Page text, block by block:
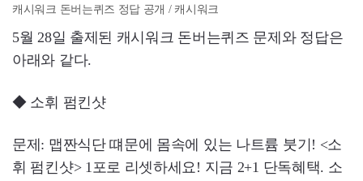
캐시워크 돈버는퀴즈 정답 공개 / 캐시워크
5월 28일 출제된 캐시워크 돈버는퀴즈 문제와 정답은
아래와 같다.
◆ 소휘 펌킨샷
문제: 맵짠식단 떄문에 몸속에 있는 나트륨 붓기! <소
휘 펌킨샷> 1포로 리셋하세요! 지금 2+1 단독혜택. 소